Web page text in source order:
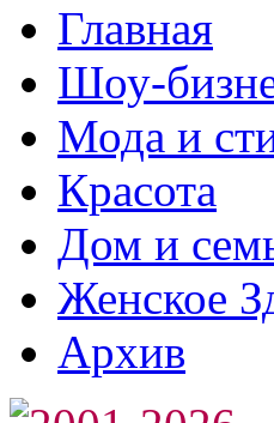
Главная
Шоу-
Мода и
Красота
Дом и
Женское
Архив